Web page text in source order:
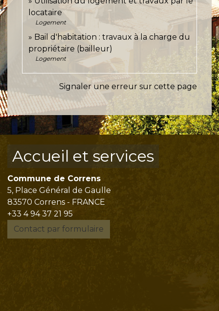
locataire
Logement
Bail d'habitation : travaux à la charge du
propriétaire (bailleur)
Logement
Signaler une erreur sur cette page
Accueil et services
Commune de Correns
5, Place Général de Gaulle
83570 Correns - FRANCE
+33 4 94 37 21 95
Contact par formulaire